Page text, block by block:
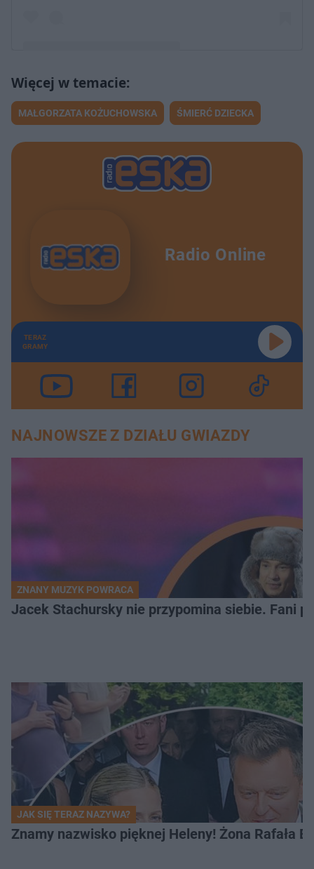
Post udostępniony przez Iwona Marecka Knafel
(@mareckaknafel)
MAŁGORZATA KOŻUCHOWSKA ŚMIERĆ DZIECKA
Radio Online
TERAZ
GRAMY
NAJNOWSZE Z DZIAŁU GWIAZDY
ZNANY MUZYK POWRACA
Jacek Stachursky nie przypomina siebie. Fani
JAK SIĘ TERAZ NAZYWA?
Znamy nazwisko pięknej Heleny! Żona Rafała